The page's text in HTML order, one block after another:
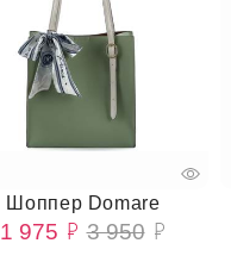
Шоппер Domare
1 975 3 950